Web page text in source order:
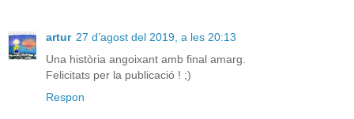
artur 27 d’agost del 2019, a les 20:13
Una història angoixant amb final amarg.
Felicitats per la publicació ! ;)
Respon